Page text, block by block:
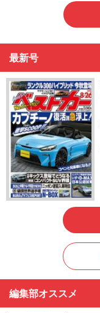
最新号
編集部オススメ